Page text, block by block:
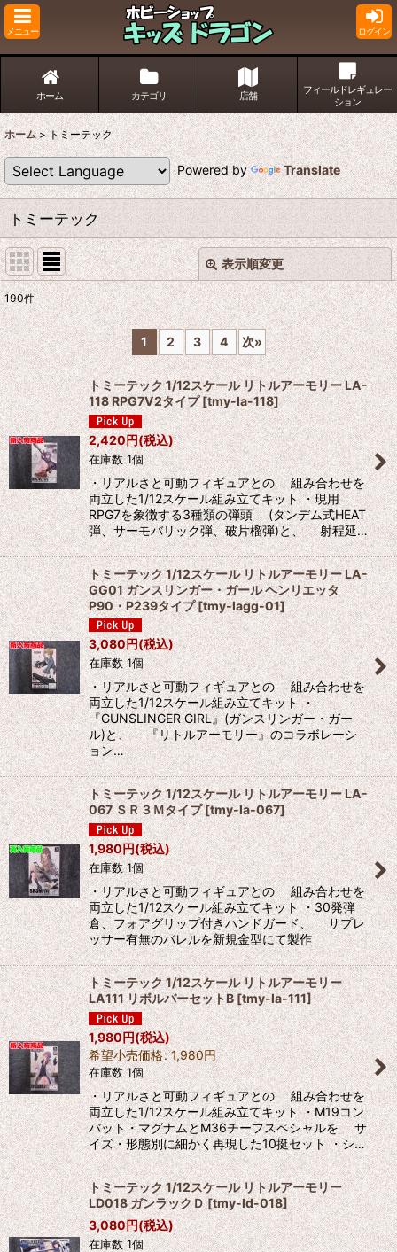
メニュー ログイン
ホーム カテゴリ 店舗
フィールドレギュレー
ション
ホーム > トミーテック
Powered by Translate
トミーテック
表示順変更
サブカテゴリ
表示数:
並び順:
絞り込む
閉じる
190件
1 2 3 4 次»
トミーテック 1/12スケール リトルアーモリー LA-
118 RPG7V2タイプ[tmy-la-118]
2,420円(税込)
在庫数 1個
・リアルさと可動フィギュアとの 組み合わせを
両立した1/12スケール組み立てキット ・現用
RPG7を象徴する3種類の弾頭 (タンデム式HEAT
弾、サーモバリック弾、破片榴弾)と、 射程延…
トミーテック 1/12スケール リトルアーモリー LA-
GG01 ガンスリンガー・ガール ヘンリエッタ
P90・P239タイプ[tmy-lagg-01]
3,080円(税込)
在庫数 1個
・リアルさと可動フィギュアとの 組み合わせを
両立した1/12スケール組み立てキット ・
『GUNSLINGER GIRL』(ガンスリンガー・ガー
ル)と、 『リトルアーモリー』のコラボレーシ
ョン…
トミーテック 1/12スケール リトルアーモリー LA-
067 ＳＲ３Ｍタイプ [tmy-la-067]
1,980円(税込)
在庫数 1個
・リアルさと可動フィギュアとの 組み合わせを
両立した1/12スケール組み立てキット ・30発弾
倉、フォアグリップ付きハンドガード、 サプレ
ッサー有無のバレルを新規金型にて製作
トミーテック 1/12スケール リトルアーモリー
LA111 リボルバーセットB[tmy-la-111]
1,980円(税込)
希望小売価格: 1,980円
在庫数 1個
・リアルさと可動フィギュアとの 組み合わせを
両立した1/12スケール組み立てキット ・M19コン
バット・マグナムとM36チーフスペシャルを サ
イズ・形態別に細かく再現した10挺セット ・シ…
トミーテック 1/12スケール リトルアーモリー
LD018 ガンラックＤ[tmy-ld-018]
3,080円(税込)
在庫数 1個